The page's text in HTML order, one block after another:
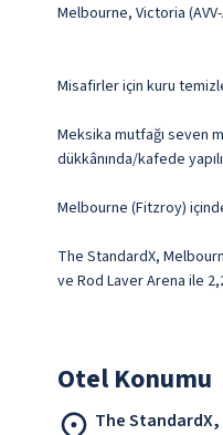
Melbourne, Victoria
Misafirler için kuru
Meksika mutfağı seven
dükkânında/kafede
Melbourne (Fitzroy)
The StandardX,
ve Rod Laver Arena ile
Otel Konumu
The